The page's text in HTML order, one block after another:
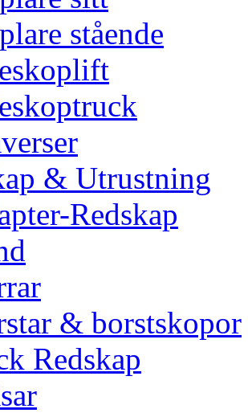
stående
& Utrustning
Redskap
& borstskopor
Redskap